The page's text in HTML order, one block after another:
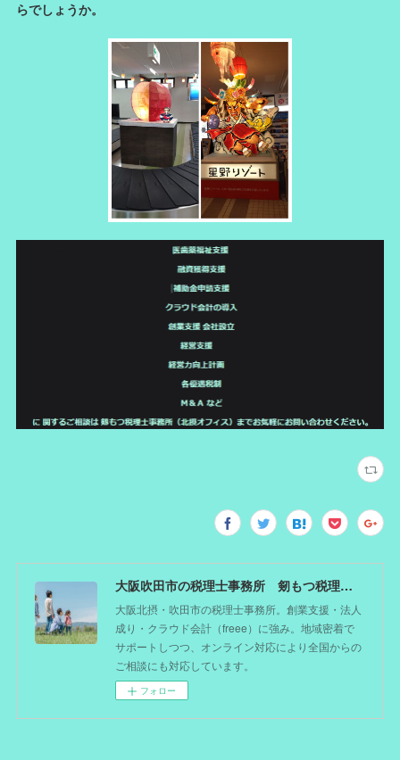
らでしょうか。
大阪吹田市の税理士事務所 剱もつ税理士（北摂オフィス）―かつてdoctorを目指した税理士が企業のホームドクターとしてあなたの事業をサポート。税理士が直接担当する『かかりつけ税理士』
大阪北摂・吹田市の税理士事務所。創業支援・法人
成り・クラウド会計（freee）に強み。地域密着で
サポートしつつ、オンライン対応により全国からの
ご相談にも対応しています。
フォロー